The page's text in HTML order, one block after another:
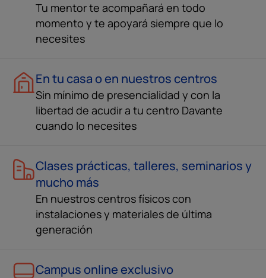
Tu mentor te acompañará en todo
momento y te apoyará siempre que lo
necesites
En tu casa o en nuestros centros
Sin mínimo de presencialidad y con la
libertad de acudir a tu centro Davante
cuando lo necesites
Clases prácticas, talleres, seminarios y
mucho más
En nuestros centros físicos con
instalaciones y materiales de última
generación
Campus online exclusivo